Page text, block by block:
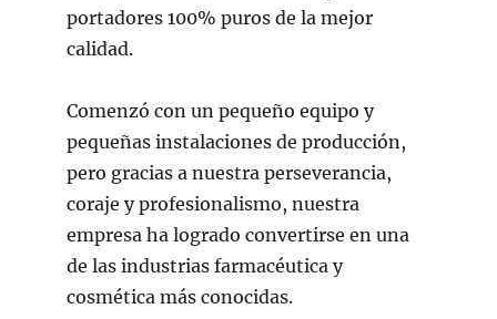
portadores 100% puros de la mejor
calidad.
Comenzó con un pequeño equipo y
pequeñas instalaciones de producción,
pero gracias a nuestra perseverancia,
coraje y profesionalismo, nuestra
empresa ha logrado convertirse en una
de las industrias farmacéutica y
cosmética más conocidas.